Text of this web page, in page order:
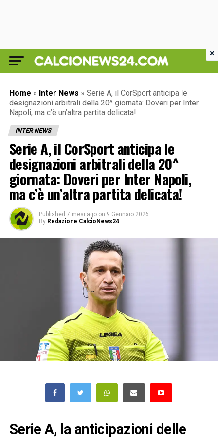
Home » Inter News » Serie A, il CorSport anticipa le
designazioni arbitrali della 20^ giornata: Doveri per Inter
Napoli, ma c’è un’altra partita delicata!
INTER NEWS
Serie A, il CorSport anticipa le
designazioni arbitrali della 20^
giornata: Doveri per Inter Napoli,
ma c’è un’altra partita delicata!
Published 7 mesi ago on 9 Gennaio 2026
By Redazione CalcioNews24
Serie A, la anticipazioni delle
×